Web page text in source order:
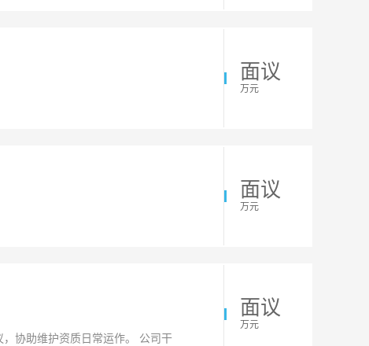
面议
万元
面议
万元
协助维护资质日常运作。 公司干
面议
万元